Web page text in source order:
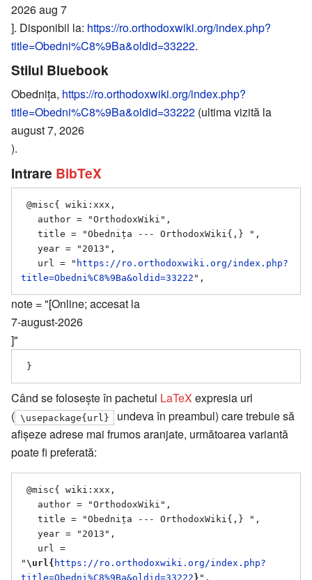
2026 aug 7
]. Disponibil la: https://ro.orthodoxwiki.org/index.php?
title=Obedni%C8%9Ba&oldid=33222.
Stilul Bluebook
Obednița, https://ro.orthodoxwiki.org/index.php?
title=Obedni%C8%9Ba&oldid=33222 (ultima vizită la
august 7, 2026
).
Intrare BibTeX
   url = "
https://ro.orthodoxwiki.org/index.php?
title=Obedni%C8%9Ba&oldid=33222
note = "[Online; accesat la
7-august-2026
]"
Când se folosește în pachetul LaTeX expresia url
( \usepackage{url}
undeva în preambul) care trebuie să
afișeze adrese mai frumos aranjate, următoarea variantă
poate fi preferată:
" \url{ https://ro.orthodoxwiki.org/index.php?
title=Obedni%C8%9Ba&oldid=33222 }